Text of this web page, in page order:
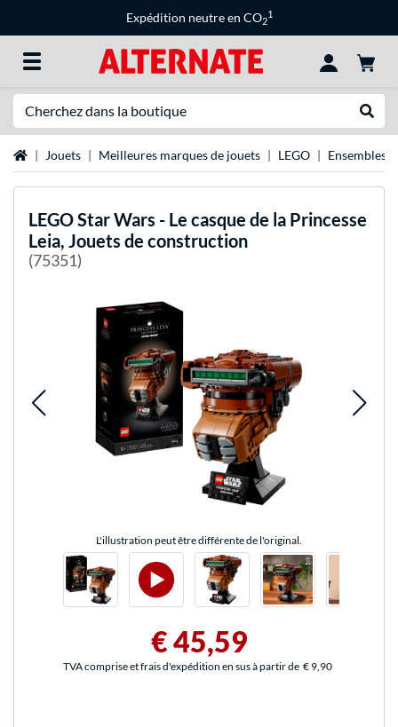
Expédition neutre en CO2
1
Page d'accueil
Jouets Meilleures marques de jouets LEGO Ensembles
LEGOStar Wars - Le casque de la Princesse
Leia, Jouets de construction
(75351)
L'illustration peut être différente de l'original.
€ 45,59
TVA comprise et frais d'expédition en sus à partir de € 9,90